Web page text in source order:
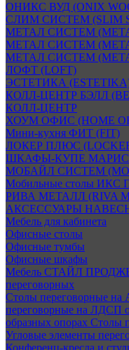
ОНИКС ВУД (ONIX
СЛИМ СИСТЕМ (SLIM
МЕТАЛ СИСТЕМ
МЕТАЛ СИСТЕМ
МЕТАЛ СИСТЕМ
ЛОФТ (LOFT)
ЭСТЕТИКА
КОЛЛ-ЦЕНТР БЭЛЛ
КОЛЛ-ЦЕНТР
ХОУМ ОФИС (HOME
Мини-кухня ФИТ (FIT)
ЛОКЕР ПЛЮС
ШКАФЫ-КУПЕ МАРИС
МОБАЙЛ СИСТЕМ
Мобильные столы ИКС
РИВА МЕТАЛЛ (RIVA
АКСЕССУАРЫ
Мебель для кабинета
Офисные столы
Офисные тумбы
Офисные шкафы
Мебель СТАЙЛ
переговорных
Столы переговорные на
переговорные на ЛДСП
образных опорах Столы
Угловые элементы